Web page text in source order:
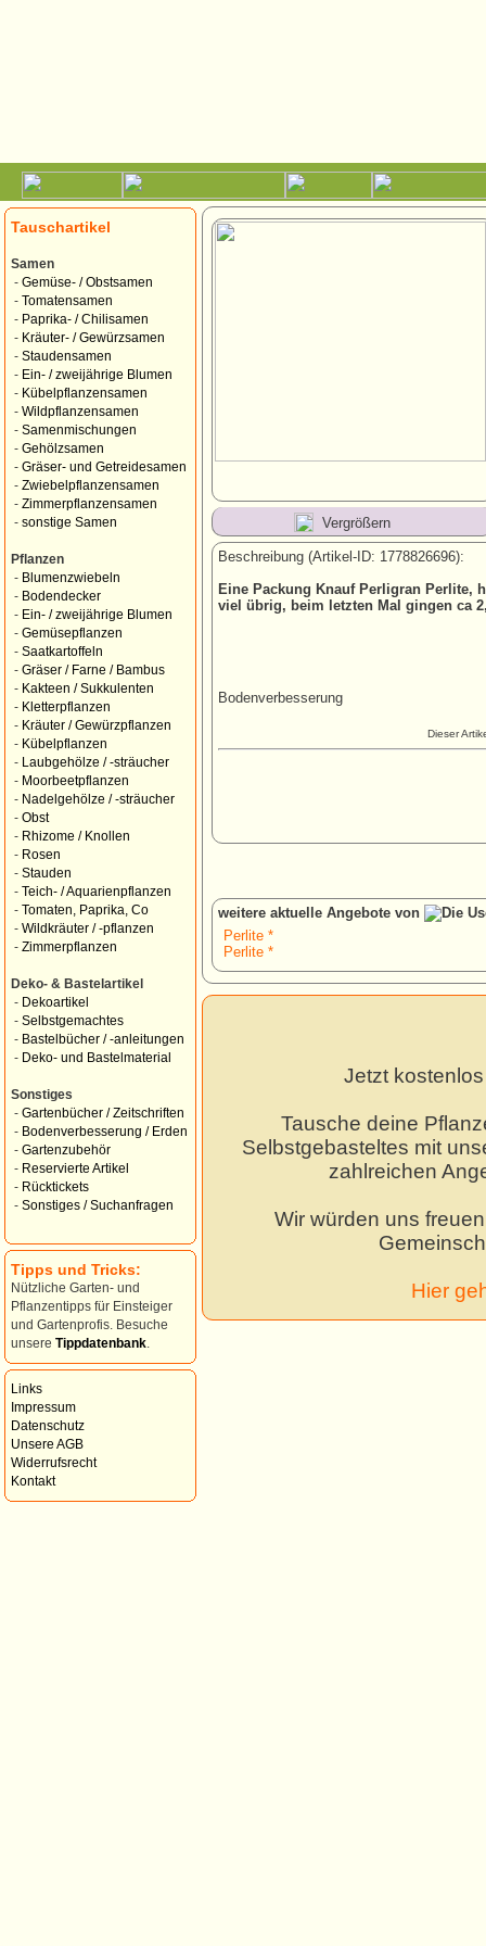
Tauschartikel
Samen
- Gemüse- / Obstsamen
- Tomatensamen
- Paprika- / Chilisamen
- Kräuter- / Gewürzsamen
- Staudensamen
- Ein- / zweijährige Blumen
- Kübelpflanzensamen
- Wildpflanzensamen
- Samenmischungen
- Gehölzsamen
- Gräser- und Getreidesamen
- Zwiebelpflanzensamen
- Zimmerpflanzensamen
- sonstige Samen
Pflanzen
- Blumenzwiebeln
- Bodendecker
- Ein- / zweijährige Blumen
- Gemüsepflanzen
- Saatkartoffeln
- Gräser / Farne / Bambus
- Kakteen / Sukkulenten
- Kletterpflanzen
- Kräuter / Gewürzpflanzen
- Kübelpflanzen
-
Laubgehölze / -sträucher
- Moorbeetpflanzen
- Nadelgehölze / -sträucher
- Obst
- Rhizome / Knollen
- Rosen
- Stauden
- Teich- / Aquarienpflanzen
- Tomaten, Paprika, Co
- Wildkräuter / -pflanzen
- Zimmerpflanzen
Deko- & Bastelartikel
- Dekoartikel
- Selbstgemachtes
- Bastelbücher / -anleitungen
- Deko- und Bastelmaterial
Sonstiges
- Gartenbücher / Zeitschriften
- Bodenverbesserung / Erden
- Gartenzubehör
- Reservierte Artikel
- Rücktickets
- Sonstiges / Suchanfragen
Tipps und Tricks:
Nützliche Garten- und
Pflanzentipps für Einsteiger
und Gartenprofis. Besuche
unsere Tippdatenbank
Links
Impressum
Datenschutz
Unsere AGB
Widerrufsrecht
Kontakt
Vergrößern
Beschreibung (Artikel-ID: 1778826696):
Eine Packung Knauf Perligran Perlite,
viel übrig, beim letzten Mal gingen ca
Bodenverbesserung
Dieser
weitere aktuelle Angebote von
Perlite *
Perlite *
Jetzt
Tausche deine
Selbstgebasteltes mit
zahlreichen
Wir würden uns
Hier